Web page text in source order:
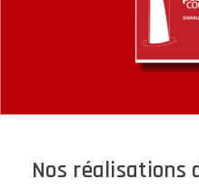
Nos réalisations